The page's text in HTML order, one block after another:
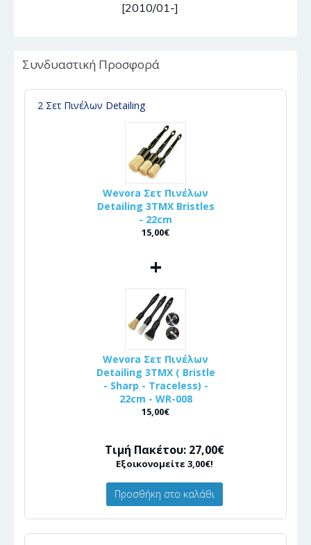
[2010/01-]
Συνδυαστική Προσφορά
2 Σετ Πινέλων Detailing
Wevora Σετ Πινέλων
Detailing 3ΤΜΧ Bristles
- 22cm
15,00€
+
Wevora Σετ Πινέλων
Detailing 3ΤΜΧ ( Bristle
- Sharp - Traceless) -
22cm - WR-008
15,00€
Τιμή Πακέτου: 27,00€
Εξοικονομείτε 3,00€!
Προσθήκη στο καλάθι